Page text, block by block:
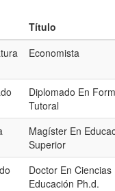
Título
Economista
Diplomado En
Tutoral
Magíster En
Superior
Doctor En Ciencias
Educación Ph.d.